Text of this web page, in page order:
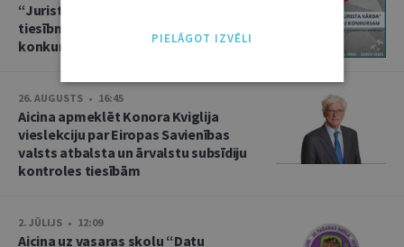
“Jurista Vārds” aicina jaunos
tiesībniekus pieteikties ikgadējam
konkursam!
26. AUGUSTS • 16:45
Aicina apmeklēt Konora Kviglija
vieslekciju par Eiropas Savienības
valsts atbalsta un ārvalstu subsīdiju
kontroles tiesībām
2. JŪLIJS • 12:09
Aicina uz vasaras skolu “Datu
PIELĀGOT IZVĒLI